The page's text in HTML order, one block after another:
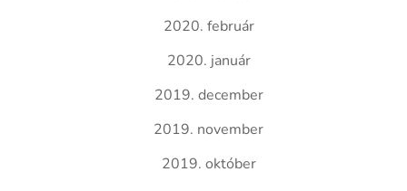
2020. február
2020. január
2019. december
2019. november
2019. október